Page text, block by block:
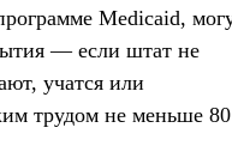
Medicaid,
— если штат не
учатся или
трудом не меньше 80